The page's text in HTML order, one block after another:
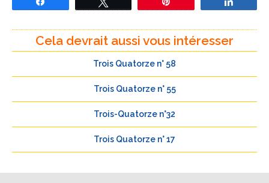
Cela devrait aussi vous intéresser
Trois Quatorze n° 58
Trois Quatorze n° 55
Trois-Quatorze n°32
Trois Quatorze n° 17